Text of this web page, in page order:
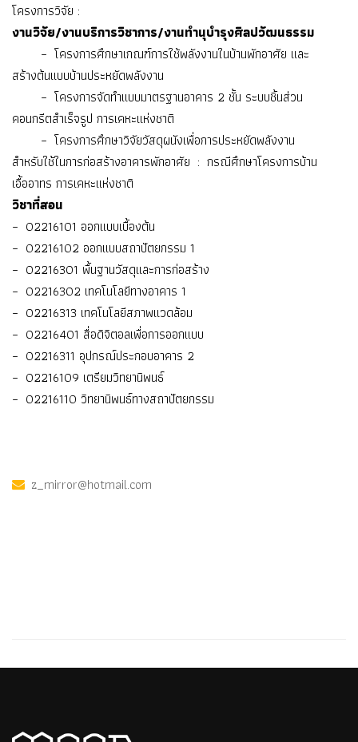
โครงการวิจัย :
งานวิจัย/งานบริการวิชาการ/งานทำนุบำรุงศิลปวัฒนธรรม
– โครงการศึกษาเกณฑ์การใช้พลังงานในบ้านพักอาศัย และ
สร้างต้นแบบบ้านประหยัดพลังงาน
– โครงการจัดทำแบบมาตรฐานอาคาร 2 ชั้น ระบบชิ้นส่วน
คอนกรีตสำเร็จรูป การเคหะแห่งชาติ
– โครงการศึกษาวิจัยวัสดุผนังเพื่อการประหยัดพลังงาน
สำหรับใช้ในการก่อสร้างอาคารพักอาศัย : กรณีศึกษาโครงการบ้าน
เอื้ออาทร การเคหะแห่งชาติ
วิชาที่สอน
– 02216101 ออกแบบเบื้องต้น
– 02216102 ออกแบบสถาปัตยกรรม 1
– 02216301 พื้นฐานวัสดุและการก่อสร้าง
– 02216302 เทคโนโลยีทางอาคาร 1
– 02216313 เทคโนโลยีสภาพแวดล้อม
– 02216401 สื่อดิจิตอลเพื่อการออกแบบ
– 02216311 อุปกรณ์ประกอบอาคาร 2
– 02216109 เตรียมวิทยานิพนธ์
– 02216110 วิทยานิพนธ์ทางสถาปัตยกรรม
z_mirror@hotmail.com